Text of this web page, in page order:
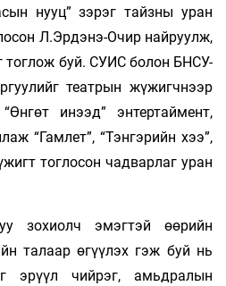
нууц” зэрэг тайзны уран
Л.Эрдэнэ-Очир найруулж,
буй. СУИС болон БНСУ-
театрын жүжигчнээр
инээд” энтертаймент,
“Гамлет”, “Тэнгэрийн хээ”,
тоглосон чадварлаг уран
зохиолч эмэгтэй өөрийн
талаар өгүүлэх гэж буй нь
эрүүл чийрэг, амьдралын